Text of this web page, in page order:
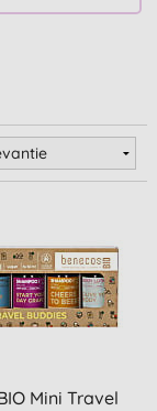
Mini Travel